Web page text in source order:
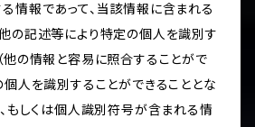
情報であって、当該情報に含まれる
の記述等により特定の個人を識別す
他の情報と容易に照合することがで
個人を識別することができることとな
、もしくは個人識別符号が含まれる情